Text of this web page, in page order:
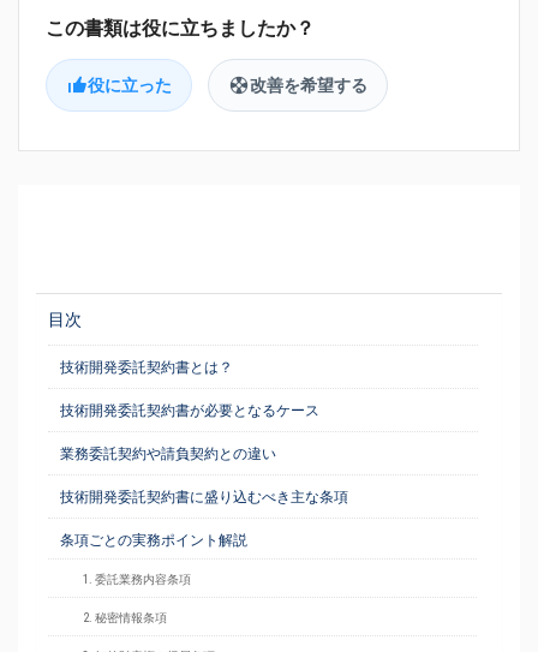
役に立った 改善を希望する
目次
技術開発委託契約書とは？
技術開発委託契約書が必要となるケース
業務委託契約や請負契約との違い
技術開発委託契約書に盛り込むべき主な条項
条項ごとの実務ポイント解説
1. 委託業務内容条項
2. 秘密情報条項